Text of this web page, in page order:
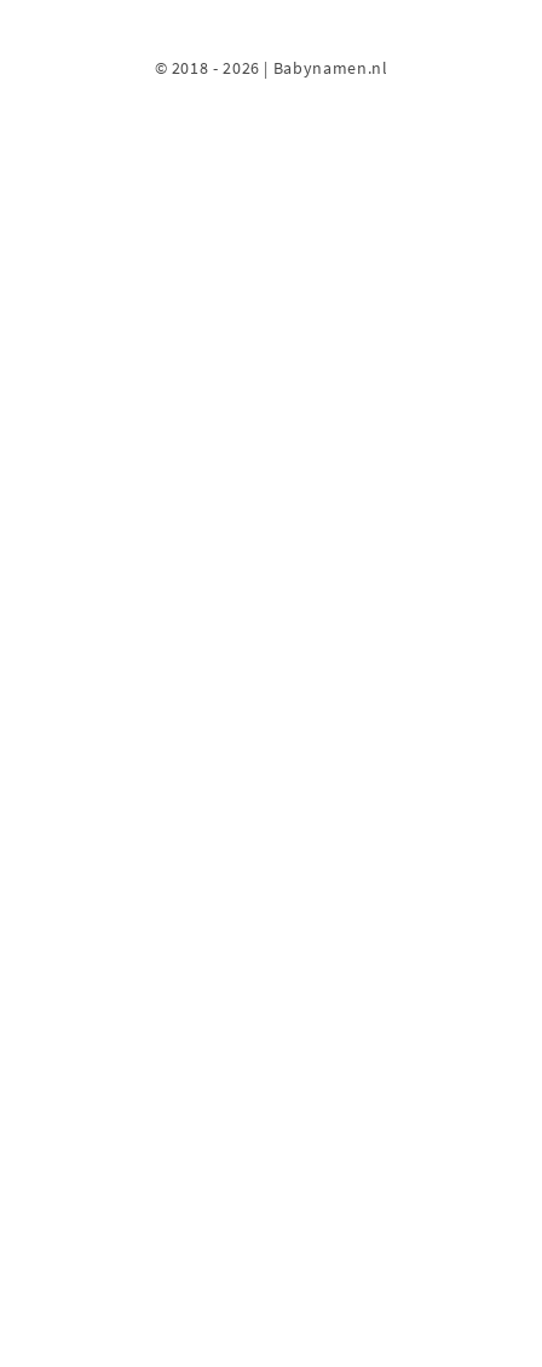
© 2018 - 2026 | Babynamen.nl